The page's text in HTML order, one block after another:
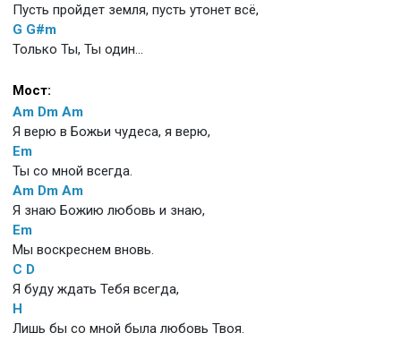
Пусть пройдет земля, пусть утонет всё,
G G#m
Только Ты, Ты один...
Мост:
Am Dm Am
Я верю в Божьи чудеса, я верю,
Em
Ты со мной всегда.
Am Dm Am
Я знаю Божию любовь и знаю,
Em
Мы воскреснем вновь.
C D
Я буду ждать Тебя всегда,
H
Лишь бы со мной была любовь Твоя.